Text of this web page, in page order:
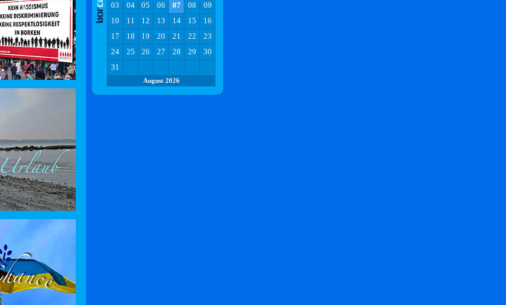
03
04 05 06 07 08
09
10
11 12 13 14 15
16
17
18 19 20 21 22
23
24
25 26 27 28 29
30
31
August 2026